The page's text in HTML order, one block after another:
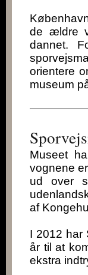
de ældre
dannet.
orientere
museum
Museet
vognene
ud over
af
I 2012 har
år til at
ekstra